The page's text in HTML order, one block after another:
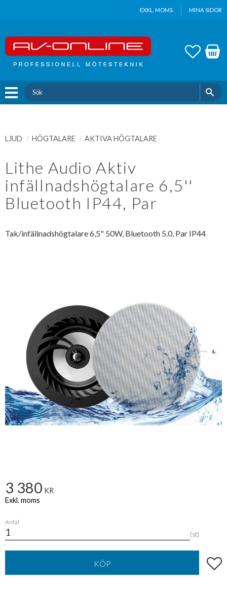
EXKL. MOMS MINA SIDOR
LJUD HÖGTALARE AKTIVA HÖGTALARE
Lithe Audio Aktiv
infällnadshögtalare 6,5''
Bluetooth IP44, Par
Tak/infällnadshögtalare 6,5" 50W, Bluetooth 5.0, Par IP44
3 380 KR
Antal
st
KÖP Lägg